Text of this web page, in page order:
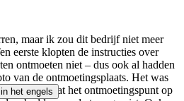
maar ik zou dit bedrijf niet meer
eerste klopten de instructies over
ontmoeten niet – dus ook al hadden
van de ontmoetingsplaats. Het was
geluk dat het ontmoetingspunt op
het engels